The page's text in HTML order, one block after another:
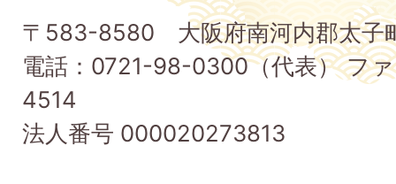
町
Taishi
Town
〒583-8580 大阪府南河内郡太子
電話：0721-98-0300（代表） フ
4514
法人番号 000020273813